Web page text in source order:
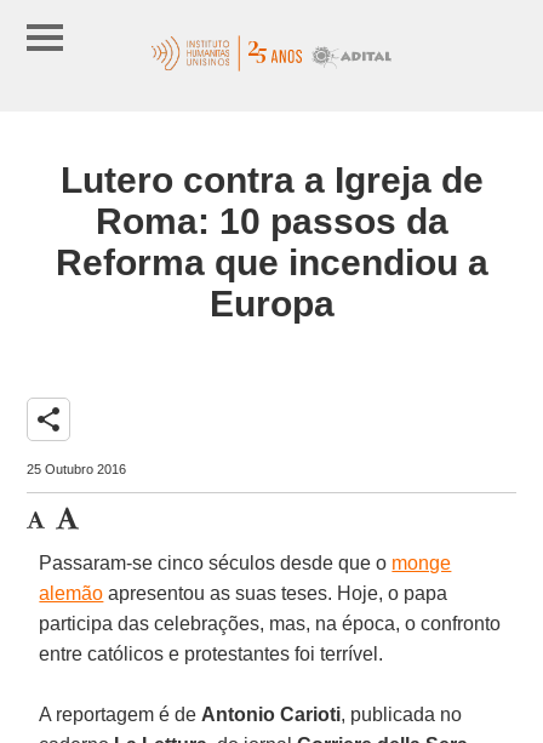
Lutero contra a Igreja de
Roma: 10 passos da
Reforma que incendiou a
Europa
share
25 Outubro 2016
Passaram-se cinco séculos desde que o monge
alemão apresentou as suas teses. Hoje, o papa
participa das celebrações, mas, na época, o confronto
entre católicos e protestantes foi terrível.
A reportagem é de Antonio Carioti, publicada no